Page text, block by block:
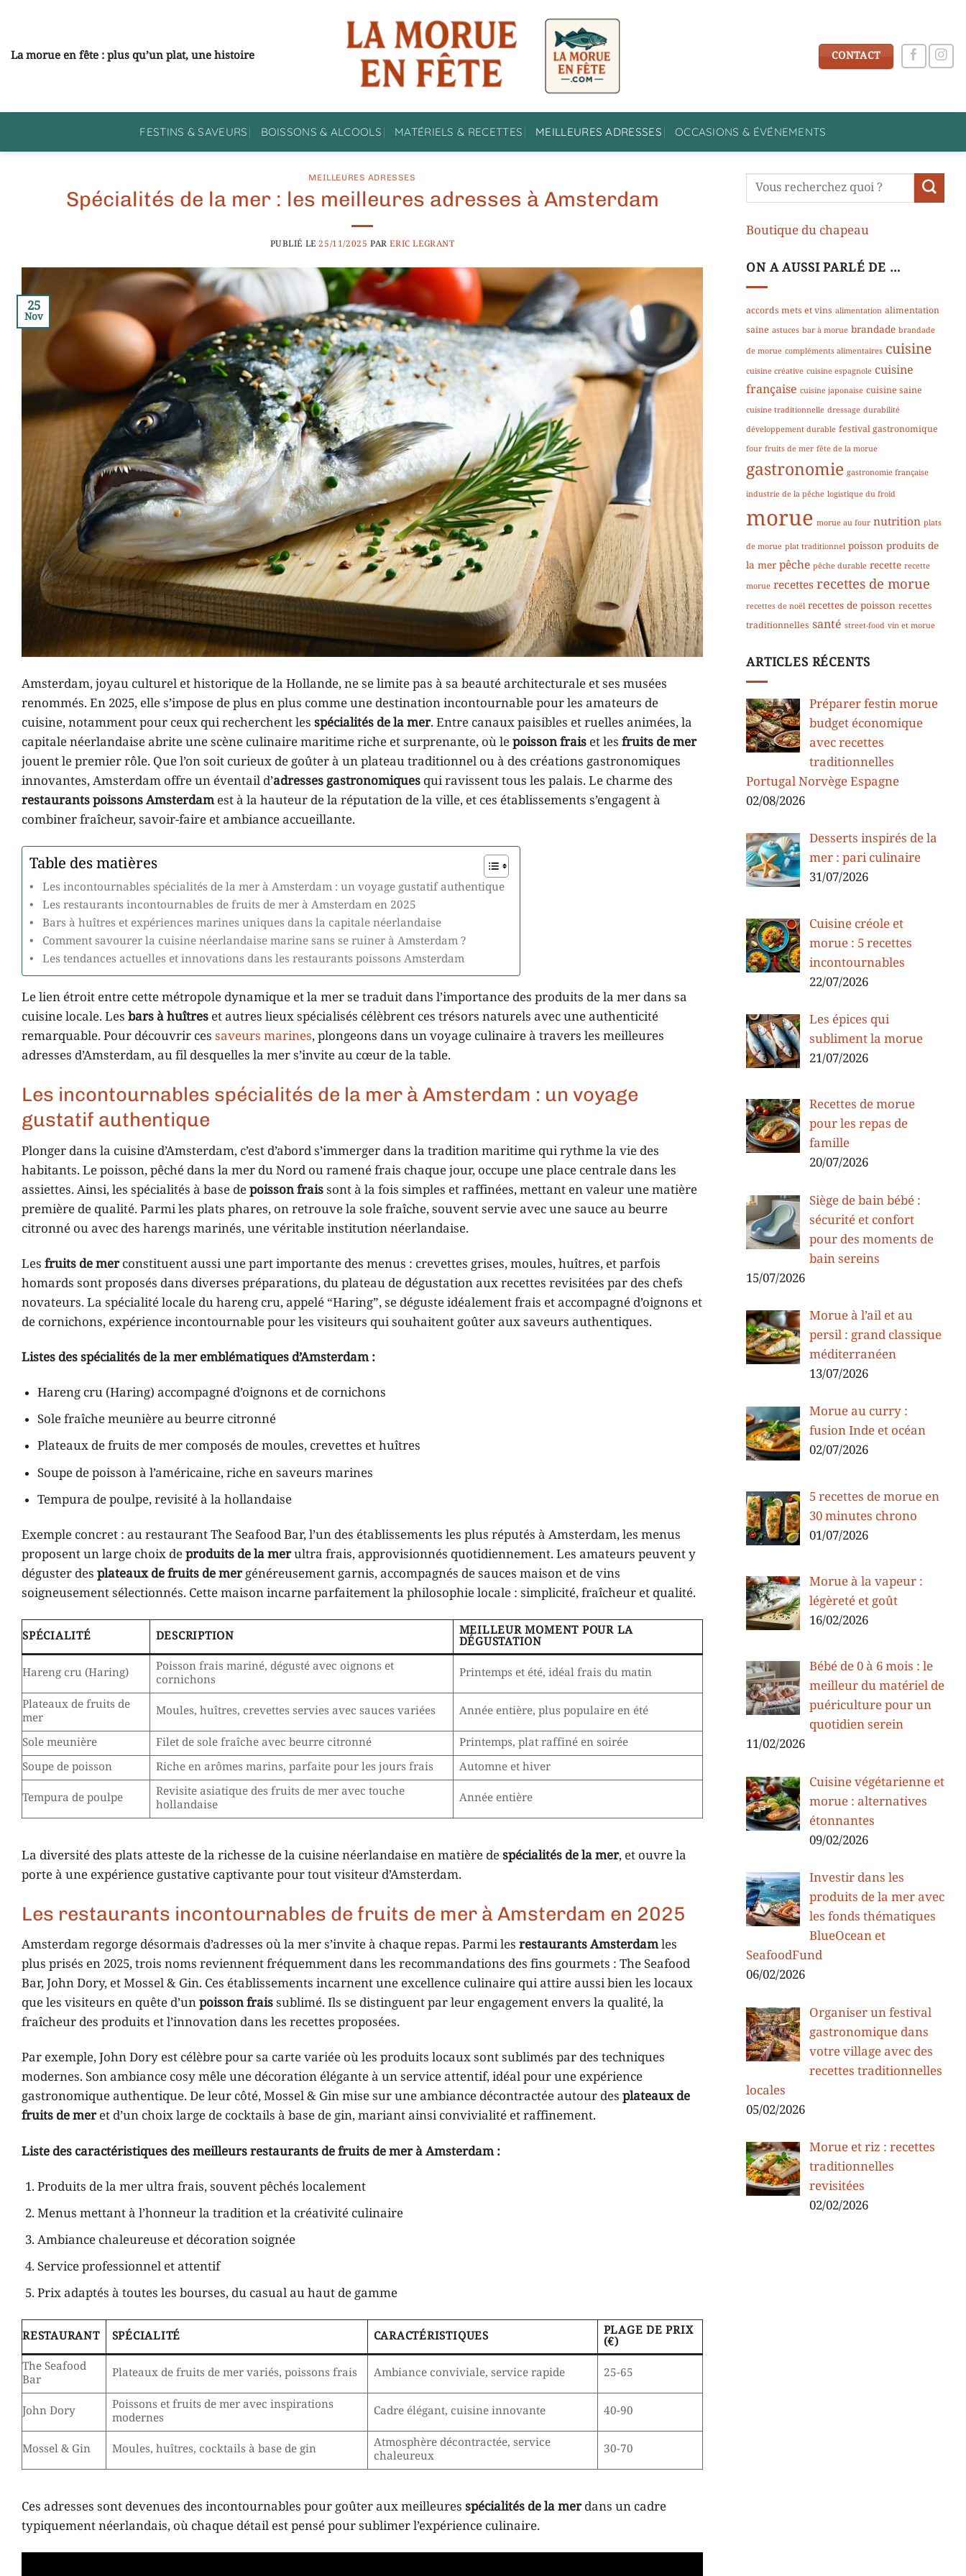
contenu
La morue en fête : plus qu’un plat, une histoire CONTACT
FESTINS & SAVEURS BOISSONS & ALCOOLS MATÉRIELS & RECETTES MEILLEURES ADRESSES OCCASIONS & ÉVÉNEMENTS
MEILLEURES ADRESSES
Spécialités de la mer : les meilleures adresses à Amsterdam
PUBLIÉ LE25/11/2025 PARERIC LEGRANT
25
Nov
Amsterdam, joyau culturel et historique de la Hollande, ne se limite pas à sa beauté architecturale et ses musées
renommés. En 2025, elle s’impose de plus en plus comme une destination incontournable pour les amateurs de
cuisine, notamment pour ceux qui recherchent les spécialités de la mer. Entre canaux paisibles et ruelles animées, la
capitale néerlandaise abrite une scène culinaire maritime riche et surprenante, où lepoisson frais et les fruits de mer
jouent le premier rôle. Que l’on soit curieux de goûter à un plateau traditionnel ou à des créations gastronomiques
innovantes, Amsterdam offre un éventail d’adresses gastronomiques qui ravissent tous les palais. Le charme des
restaurants poissons Amsterdamest à la hauteur de la réputation de la ville, et ces établissements s’engagent à
combiner fraîcheur, savoir-faire et ambiance accueillante.
Table des matières
Les incontournables spécialités de la mer à Amsterdam : un voyage gustatif authentique
Les restaurants incontournables de fruits de mer à Amsterdam en 2025
Bars à huîtres et expériences marines uniques dans la capitale néerlandaise
Comment savourer la cuisine néerlandaise marine sans se ruiner à Amsterdam ?
Les tendances actuelles et innovations dans les restaurants poissons Amsterdam
Le lien étroit entre cette métropole dynamique et la mer se traduit dans l’importance des produits de la mer dans sa
cuisine locale. Les bars à huîtres et autres lieux spécialisés célèbrent ces trésors naturels avec une authenticité
remarquable. Pour découvrir ces saveurs marines, plongeons dans un voyage culinaire à travers les meilleures
adresses d’Amsterdam, au fil desquelles la mer s’invite au cœur de la table.
Les incontournables spécialités de la mer à Amsterdam : un voyage
gustatif authentique
Plonger dans la cuisine d’Amsterdam, c’est d’abord s’immerger dans la tradition maritime qui rythme la vie des
habitants. Le poisson, pêché dans la mer du Nord ou ramené frais chaque jour, occupe une place centrale dans les
assiettes. Ainsi, les spécialités à base depoisson fraissont à la fois simples et raffinées, mettant en valeur une matière
première de qualité. Parmi les plats phares, on retrouve la sole fraîche, souvent servie avec une sauce au beurre
citronné ou avec des harengs marinés, une véritable institution néerlandaise.
Les fruits de merconstituent aussi une part importante des menus : crevettes grises, moules, huîtres, et parfois
homards sont proposés dans diverses préparations, du plateau de dégustation aux recettes revisitées par des chefs
novateurs. La spécialité locale du hareng cru, appelé “Haring”, se déguste idéalement frais et accompagné d’oignons et
de cornichons, expérience incontournable pour les visiteurs qui souhaitent goûter aux saveurs authentiques.
Listes des spécialités de la mer emblématiques d’Amsterdam :
Hareng cru (Haring) accompagné d’oignons et de cornichons
Sole fraîche meunière au beurre citronné
Plateaux de fruits de mer composés de moules, crevettes et huîtres
Soupe de poisson à l’américaine, riche en saveurs marines
Tempura de poulpe, revisité à la hollandaise
Exemple concret : au restaurant The Seafood Bar, l’un des établissements les plus réputés à Amsterdam, les menus
proposent un large choix deproduits de la merultra frais, approvisionnés quotidiennement. Les amateurs peuvent y
déguster des plateaux de fruits de mergénéreusement garnis, accompagnés de sauces maison et de vins
soigneusement sélectionnés. Cette maison incarne parfaitement la philosophie locale : simplicité, fraîcheur et qualité.
SPÉCIALITÉ DESCRIPTION
MEILLEUR MOMENT POUR LA
DÉGUSTATION
Hareng cru (Haring)
Poisson frais mariné, dégusté avec oignons et
cornichons
Printemps et été, idéal frais du matin
Plateaux de fruits de
mer
Moules, huîtres, crevettes servies avec sauces variées Année entière, plus populaire en été
Sole meunière Filet de sole fraîche avec beurre citronné
Printemps, plat raffiné en soirée
Soupe de poisson
Riche en arômes marins, parfaite pour les jours frais Automne et hiver
Tempura de poulpe
Revisite asiatique des fruits de mer avec touche
hollandaise
Année entière
La diversité des plats atteste de la richesse de la cuisine néerlandaise en matière despécialités de la mer, et ouvre la
porte à une expérience gustative captivante pour tout visiteur d’Amsterdam.
Les restaurants incontournables de fruits de mer à Amsterdam en 2025
Amsterdam regorge désormais d’adresses où la mer s’invite à chaque repas. Parmi les restaurants Amsterdamles
plus prisés en 2025, trois noms reviennent fréquemment dans les recommandations des fins gourmets : The Seafood
Bar, John Dory, et Mossel & Gin. Ces établissements incarnent une excellence culinaire qui attire aussi bien les locaux
que les visiteurs en quête d’unpoisson fraissublimé. Ils se distinguent par leur engagement envers la qualité, la
fraîcheur des produits et l’innovation dans les recettes proposées.
Par exemple, John Dory est célèbre pour sa carte variée où les produits locaux sont sublimés par des techniques
modernes. Son ambiance cosy mêle une décoration élégante à un service attentif, idéal pour une expérience
gastronomique authentique. De leur côté, Mossel & Gin mise sur une ambiance décontractée autour des plateaux de
fruits de meret d’un choix large de cocktails à base de gin, mariant ainsi convivialité et raffinement.
Liste des caractéristiques des meilleurs restaurants de fruits de mer à Amsterdam :
Produits de la mer ultra frais, souvent pêchés localement
Menus mettant à l’honneur la tradition et la créativité culinaire
Ambiance chaleureuse et décoration soignée
Service professionnel et attentif
Prix adaptés à toutes les bourses, du casual au haut de gamme
RESTAURANT SPÉCIALITÉ CARACTÉRISTIQUES
PLAGE DE PRIX
(€)
The Seafood
Bar
Plateaux de fruits de mer variés, poissons frais Ambiance conviviale, service rapide 25-65
John Dory
Poissons et fruits de mer avec inspirations
modernes
Cadre élégant, cuisine innovante 40-90
Mossel & Gin Moules, huîtres, cocktails à base de gin
Atmosphère décontractée, service
chaleureux
30-70
Ces adresses sont devenues des incontournables pour goûter aux meilleures spécialités de la merdans un cadre
typiquement néerlandais, où chaque détail est pensé pour sublimer l’expérience culinaire.
Boutique du chapeau
ON A AUSSI PARLÉ DE …
accords mets et vins alimentation alimentation
saine astuces bar à morue brandade brandade
de morue compléments alimentaires cuisine
cuisine créative cuisine espagnole cuisine
française cuisine japonaise cuisine saine
cuisine traditionnelle dressage durabilité
développement durable festival gastronomique
four fruits de mer fête de la morue
gastronomie gastronomie française
industrie de la pêche logistique du froid
morue morue au four nutrition plats
de morue plat traditionnel poisson produits de
la mer pêche pêche durable recette recette
morue recettes recettes de morue
recettes de noël recettes de poisson recettes
traditionnelles santé street-food vin et morue
ARTICLES RÉCENTS
Préparer festin morue
budget économique
avec recettes
traditionnelles
Portugal Norvège Espagne
02/08/2026
Desserts inspirés de la
mer : pari culinaire
31/07/2026
Cuisine créole et
morue : 5 recettes
incontournables
22/07/2026
Les épices qui
subliment la morue
21/07/2026
Recettes de morue
pour les repas de
famille
20/07/2026
Siège de bain bébé :
sécurité et confort
pour des moments de
bain sereins
15/07/2026
Morue à l’ail et au
persil : grand classique
méditerranéen
13/07/2026
Morue au curry :
fusion Inde et océan
02/07/2026
5 recettes de morue en
30 minutes chrono
01/07/2026
Morue à la vapeur :
légèreté et goût
16/02/2026
Bébé de 0 à 6 mois : le
meilleur du matériel de
puériculture pour un
quotidien serein
11/02/2026
Cuisine végétarienne et
morue : alternatives
étonnantes
09/02/2026
Investir dans les
produits de la mer avec
les fonds thématiques
BlueOcean et
SeafoodFund
06/02/2026
Organiser un festival
gastronomique dans
votre village avec des
recettes traditionnelles
locales
05/02/2026
Morue et riz : recettes
traditionnelles
revisitées
02/02/2026